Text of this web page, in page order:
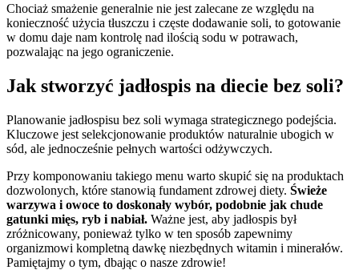
Chociaż smażenie generalnie nie jest zalecane ze względu na
konieczność użycia tłuszczu i częste dodawanie soli, to gotowanie
w domu daje nam kontrolę nad ilością sodu w potrawach,
pozwalając na jego ograniczenie.
Jak stworzyć jadłospis na diecie bez soli?
Planowanie jadłospisu bez soli wymaga strategicznego podejścia.
Kluczowe jest selekcjonowanie produktów naturalnie ubogich w
sód, ale jednocześnie pełnych wartości odżywczych.
Przy komponowaniu takiego menu warto skupić się na produktach
dozwolonych, które stanowią fundament zdrowej diety. Świeże
warzywa i owoce to doskonały wybór, podobnie jak chude
gatunki mięs, ryb i nabiał. Ważne jest, aby jadłospis był
zróżnicowany, ponieważ tylko w ten sposób zapewnimy
organizmowi kompletną dawkę niezbędnych witamin i minerałów.
Pamiętajmy o tym, dbając o nasze zdrowie!